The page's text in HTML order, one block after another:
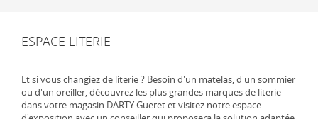
ESPACE LITERIE
Et si vous changiez de literie ? Besoin d'un matelas, d'un sommier
ou d'un oreiller, découvrez les plus grandes marques de literie
dans votre magasin DARTY Gueret et visitez notre espace